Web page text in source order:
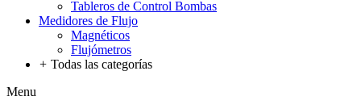
Tableros de Control Bombas
Medidores de Flujo
Magnéticos
Flujómetros
+ Todas las categorías
Menu